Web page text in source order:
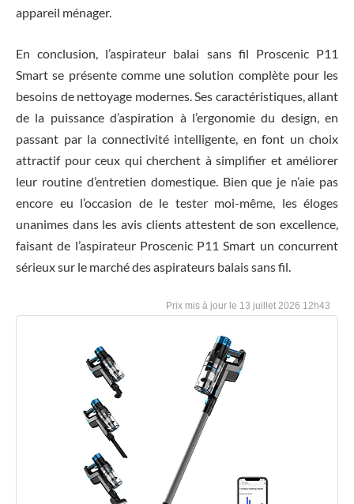
appareil ménager.
En conclusion, l’aspirateur balai sans fil Proscenic P11
Smart se présente comme une solution complète pour les
besoins de nettoyage modernes. Ses caractéristiques, allant
de la puissance d’aspiration à l’ergonomie du design, en
passant par la connectivité intelligente, en font un choix
attractif pour ceux qui cherchent à simplifier et améliorer
leur routine d’entretien domestique. Bien que je n’aie pas
encore eu l’occasion de le tester moi-même, les éloges
unanimes dans les avis clients attestent de son excellence,
faisant de l’aspirateur Proscenic P11 Smart un concurrent
sérieux sur le marché des aspirateurs balais sans fil.
13 juillet 2026 12h43